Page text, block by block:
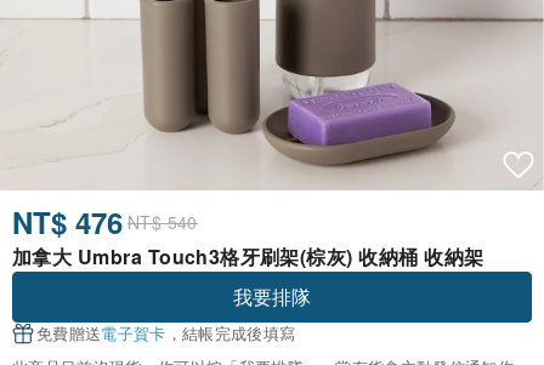
NT$ 476 NT$ 540
加拿大 Umbra Touch3格牙刷架(棕灰) 收納桶 收納架
我要排隊
免費贈送電子賀卡 ，結帳完成後填寫